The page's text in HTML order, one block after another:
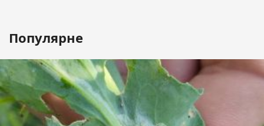
Популярне